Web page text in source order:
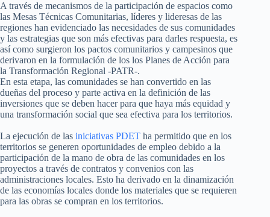
A través de mecanismos de la participación de espacios como
las Mesas Técnicas Comunitarias, líderes y lideresas de las
regiones han evidenciado las necesidades de sus comunidades
y las estrategias que son más efectivas para darles respuesta, es
así como surgieron los pactos comunitarios y campesinos que
derivaron en la formulación de los los Planes de Acción para
la Transformación Regional -PATR-.
En esta etapa, las comunidades se han convertido en las
dueñas del proceso y parte activa en la definición de las
inversiones que se deben hacer para que haya más equidad y
una transformación social que sea efectiva para los territorios.
La ejecución de las iniciativas PDET ha permitido que en los
territorios se generen oportunidades de empleo debido a la
participación de la mano de obra de las comunidades en los
proyectos a través de contratos y convenios con las
administraciones locales. Esto ha derivado en la dinamización
de las economías locales donde los materiales que se requieren
para las obras se compran en los territorios.